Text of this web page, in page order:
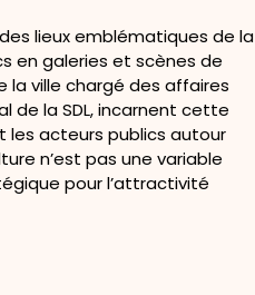
lieux emblématiques de la
en galeries et scènes de
la ville chargé des affaires
de la SDL, incarnent cette
les acteurs publics autour
n’est pas une variable
pour l’attractivité